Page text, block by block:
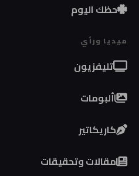
حظك اليوم
ميديا ورأي
تليفزيون
ألبومات
كاريكاتير
مقالات وتحقيقات